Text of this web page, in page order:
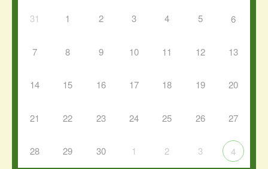
31 1 2 3 4 5 6
7 8 9 10 11 12 13
14 15 16 17 18 19 20
21 22 23 24 25 26 27
28 29 30 1 2 3 4